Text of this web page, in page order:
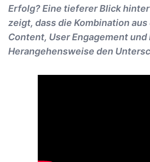
Erfolg? Eine tieferer Blick
zeigt, dass die Kombination
Content, User Engagement
Herangehensweise den